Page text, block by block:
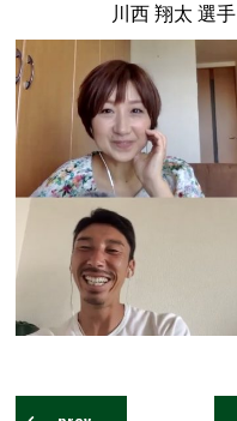
川西 翔太 選手